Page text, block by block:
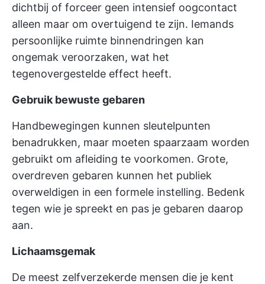
dichtbij of forceer geen intensief oogcontact
alleen maar om overtuigend te zijn. Iemands
persoonlijke ruimte binnendringen kan
ongemak veroorzaken, wat het
tegenovergestelde effect heeft.
Gebruik bewuste gebaren
Handbewegingen kunnen sleutelpunten
benadrukken, maar moeten spaarzaam worden
gebruikt om afleiding te voorkomen. Grote,
overdreven gebaren kunnen het publiek
overweldigen in een formele instelling. Bedenk
tegen wie je spreekt en pas je gebaren daarop
aan.
Lichaamsgemak
De meest zelfverzekerde mensen die je kent